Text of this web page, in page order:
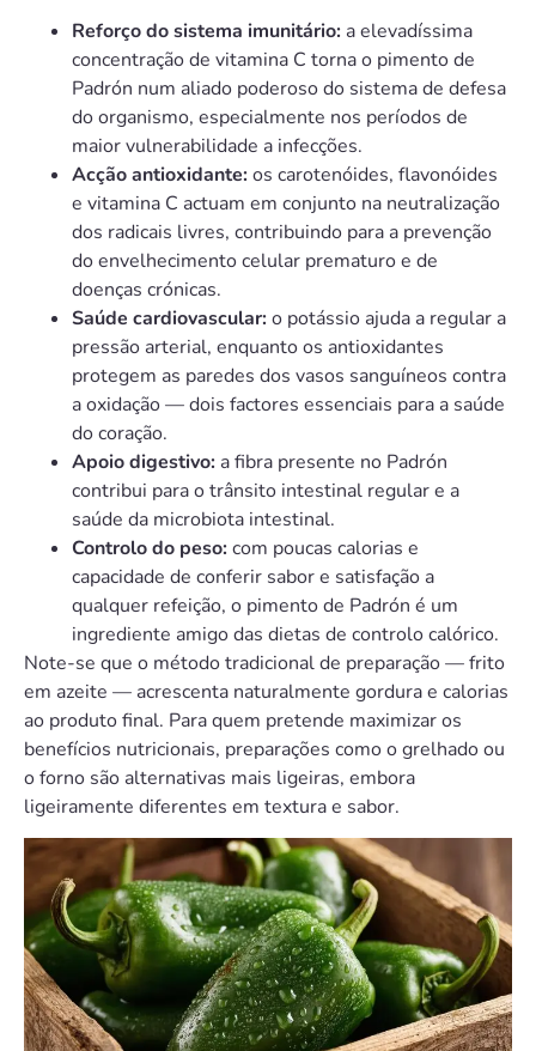
Reforço do sistema imunitário: a elevadíssima
concentração de vitamina C torna o pimento de
Padrón num aliado poderoso do sistema de defesa
do organismo, especialmente nos períodos de
maior vulnerabilidade a infecções.
Acção antioxidante:os carotenóides, flavonóides
e vitamina C actuam em conjunto na neutralização
dos radicais livres, contribuindo para a prevenção
do envelhecimento celular prematuro e de
doenças crónicas.
Saúde cardiovascular:o potássio ajuda a regular a
pressão arterial, enquanto os antioxidantes
protegem as paredes dos vasos sanguíneos contra
a oxidação — dois factores essenciais para a saúde
do coração.
Apoio digestivo: a fibra presente no Padrón
contribui para o trânsito intestinal regular e a
saúde da microbiota intestinal.
Controlo do peso:com poucas calorias e
capacidade de conferir sabor e satisfação a
qualquer refeição, o pimento de Padrón é um
ingrediente amigo das dietas de controlo calórico.
Note-se que o método tradicional de preparação — frito
em azeite — acrescenta naturalmente gordura e calorias
ao produto final. Para quem pretende maximizar os
benefícios nutricionais, preparações como o grelhado ou
o forno são alternativas mais ligeiras, embora
ligeiramente diferentes em textura e sabor.